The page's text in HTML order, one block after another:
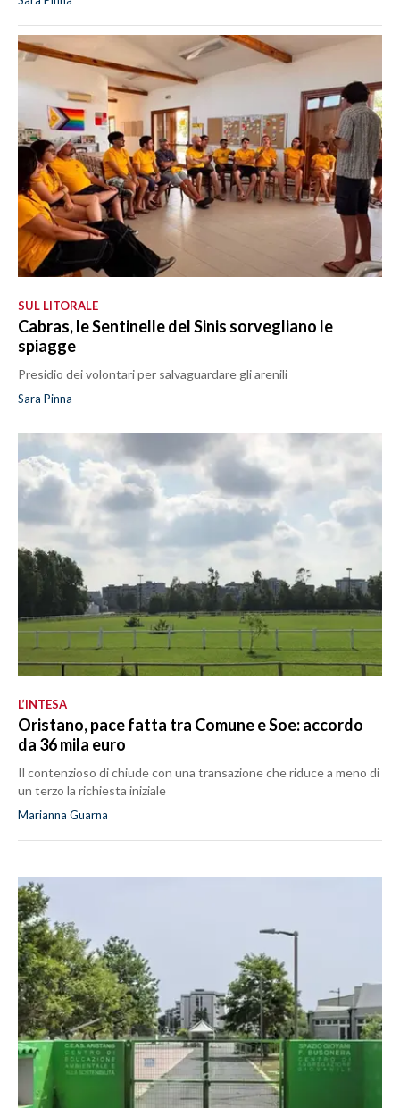
SUL LITORALE
Cabras, le Sentinelle del Sinis sorvegliano le
spiagge
Presidio dei volontari per salvaguardare gli arenili
Sara Pinna
L’INTESA
Oristano, pace fatta tra Comune e Soe: accordo
da 36 mila euro
Il contenzioso di chiude con una transazione che riduce a meno di
un terzo la richiesta iniziale
Marianna Guarna